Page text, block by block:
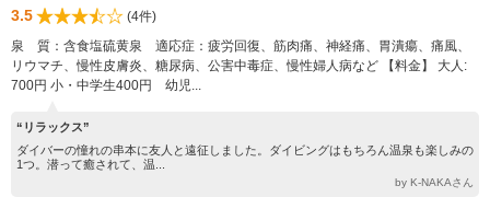
3.5
(4件)
泉 質：含食塩硫黄泉 適応症：疲労回復、筋肉痛、神経痛、胃潰瘍、痛風、
リウマチ、慢性皮膚炎、糖尿病、公害中毒症、慢性婦人病など 【料金】 大人:
700円 小・中学生400円 幼児...
“リラックス”
ダイバーの憧れの串本に友人と遠征しました。ダイビングはもちろん温泉も楽しみの
1つ。潜って癒されて、温...
by K-NAKAさん